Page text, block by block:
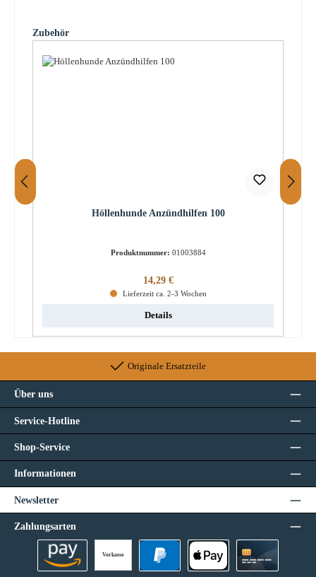
Produktgalerie überspringen
Zubehör
Höllenhunde Anzündhilfen 100
Produktnummer: 01003884
Regulärer Preis:
14,29 €
Lieferzeit ca. 2-3 Wochen
Details
Originale Ersatzteile
Über uns
Service-Hotline
Shop-Service
Informationen
Newsletter
Zahlungsarten
Vorkasse